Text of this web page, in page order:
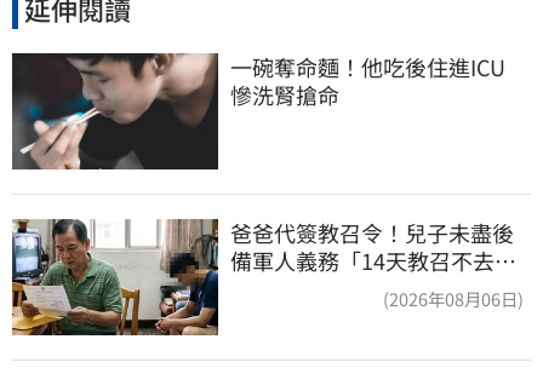
延伸閱讀
一碗奪命麵！他吃後住進ICU
慘洗腎搶命
爸爸代簽教召令！兒子未盡後
備軍人義務「14天教召不去」
(2026年08月06日)